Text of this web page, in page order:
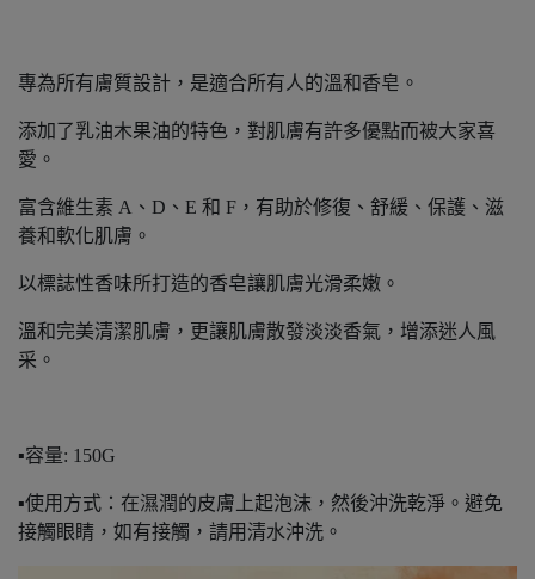
專為所有膚質設計，是適合所有人的溫和香皂。
添加了乳油木果油的特色，對肌膚有許多優點而被大家喜
愛。
富含維生素 A、D、E 和 F，有助於修復、舒緩、保護、滋
養和軟化肌膚。
以標誌性香味所打造的香皂讓肌膚光滑柔嫩。
溫和完美清潔肌膚，更讓肌膚散發淡淡香氣，增添迷人風
采。
▪容量: 150G
▪使用方式：在濕潤的皮膚上起泡沫，然後沖洗乾淨。避免
接觸眼睛，如有接觸，請用清水沖洗。